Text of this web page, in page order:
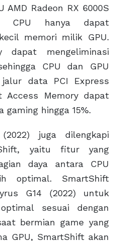
daya antara CPU
optimal. SmartShift
G14 (2022) untuk
sesuai dengan
bermian game yang
GPU, SmartShift akan
daya pada CPU ke
gaming dapat tampil
ekstra untuk CPU,
daya berlebih dari
Zephyrus G14 (2022)
MUX Switch seperti
laptop gaming ASUS
2022. MUX Switch